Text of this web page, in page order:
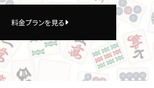
料金プランを見る